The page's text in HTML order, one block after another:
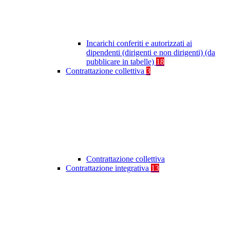
Incarichi conferiti e autorizzati ai
dipendenti (dirigenti e non dirigenti) (da
pubblicare in tabelle) 18
Contrattazione collettiva 3
Contrattazione collettiva
Contrattazione integrativa 13